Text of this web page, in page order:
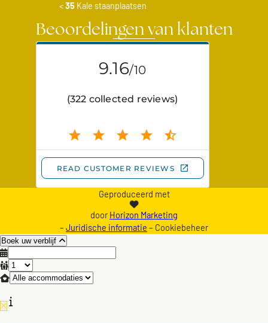
<35Kale staanplaatsen
Beoordelingen van klanten
Geproduceerd met
door Horizon Marketing
– Juridische informatie – Cookiebeheer
Boek uw verblijf